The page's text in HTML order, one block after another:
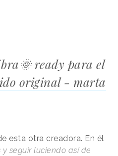
ready para el
original - marta
esta otra creadora. En él
seguir luciendo así de